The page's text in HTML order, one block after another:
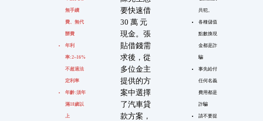
無手續
費、無代
辦費
年利
率:2~16%
不超過法
定利率
年齡:須年
滿18歲以
上
要快速借
30 萬 元
現金。張
貼借錢需
求後，從
多位金主
提供的方
案中選擇
了汽車貸
款方案，
共犯。
各種儲值
點數換現
金都是詐
騙
事先給付
任何名義
費用都是
詐騙
請不要提